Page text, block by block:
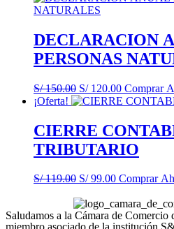
DECLARACION
PERSONAS
S/150.00 El
precio
era:
S/ 150.00.
S/120.00El
precio
es:
S/ 120.00.
Comprar
¡Oferta!
CIERRE
TRIBUTARIO
S/119.00 El
original
era:
S/99.00El
actual
es:
Comprar
Saludamos a la Cámara de
miembro asociado de la institución